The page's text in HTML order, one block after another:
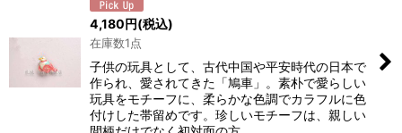
4,180円(税込)
在庫数1点
子供の玩具として、古代中国や平安時代の日本で
作られ、愛されてきた「鳩車」。素朴で愛らしい
玩具をモチーフに、柔らかな色調でカラフルに色
付けした帯留めです。珍しいモチーフは、親しい